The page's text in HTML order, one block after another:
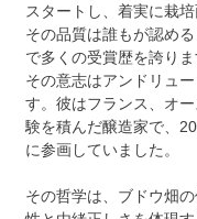
スタートし、着実に栽
その品質は誰もが認め
で多くの受賞歴を誇り
その意志はアンドリュ
す。彼はフランス、オ
験を積んだ醸造家で、
に参画していました。
その哲学は、ブドウ畑